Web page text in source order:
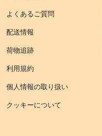
よくあるご質問
配送情報
荷物追跡
利用規約
個人情報の取り扱い
クッキーについて